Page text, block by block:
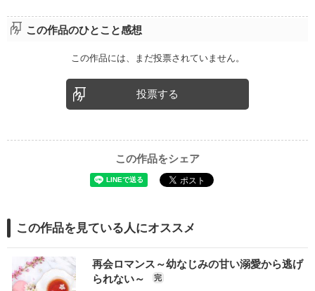
この作品のひとこと感想
この作品には、まだ投票されていません。
投票する
この作品をシェア
この作品を見ている人にオススメ
再会ロマンス～幼なじみの甘い溺愛から逃げ
られない～
完